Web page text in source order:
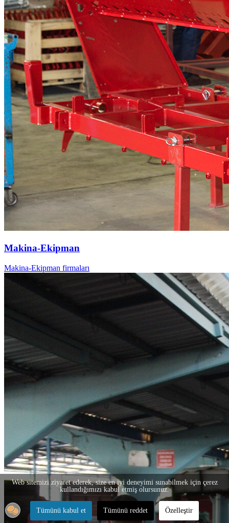
Makina-Ekipman
Makina-Ekipman firmaları
Web sitemizi ziyaret ederek, size en iyi deneyimi sunabilmek için çerez
kullandığımızı kabul etmiş olursunuz.
Tümünü kabul et Tümünü reddet Özelleştir